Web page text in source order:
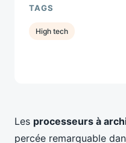
Les processeurs à
percée remarquable
TAGS
High tech